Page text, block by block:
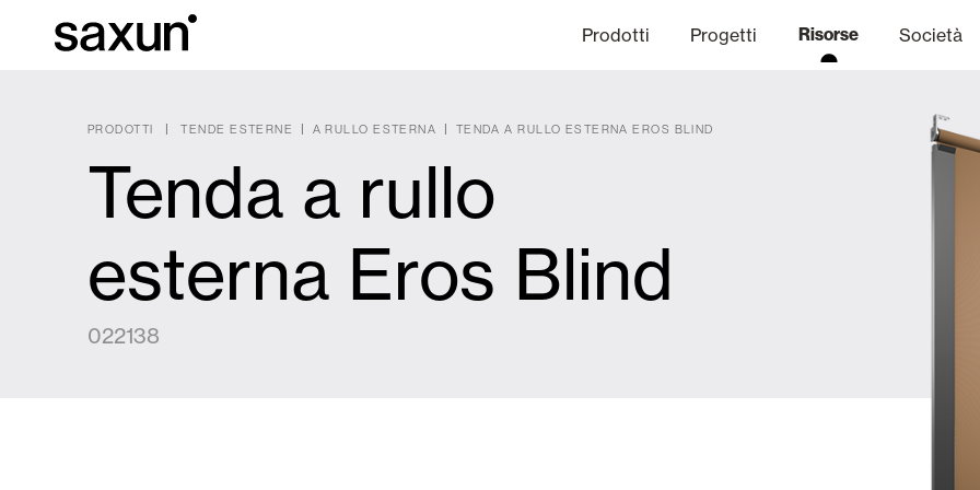
Prodotti
Cassonetti e Tapparelle Avvolgibili Pergole Bioclimatiche
Progetti Risorse
Download Informazioni tecniche
Società
Chi siamo Canale Etico
PRODOTTI TENDE ESTERNE A RULLO ESTERNA TENDA A RULLO ESTERNA EROS BLIND
Tenda a rullo
esterna Eros Blind
022138